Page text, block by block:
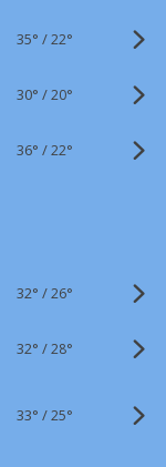
35° /22°
30° /20°
36° /22°
32° /26°
32° /28°
33° /25°